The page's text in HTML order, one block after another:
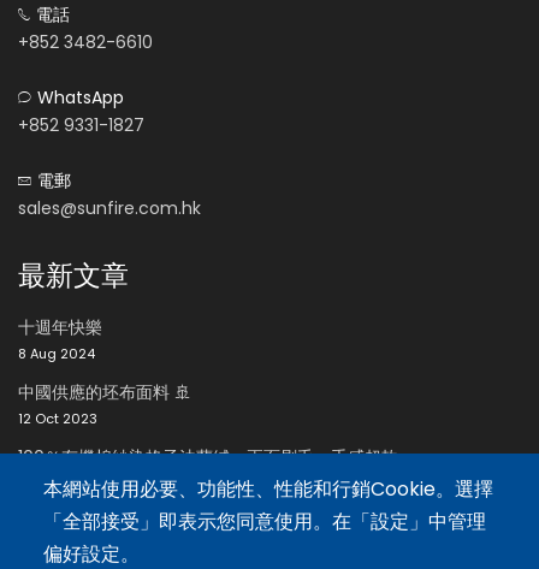
本網站使用必要、功能性、性能和行銷Cookie。選擇
「全部接受」即表示您同意使用。在「設定」中管理
偏好設定。
電話
+852 3482-6610
WhatsApp
+852 9331-1827
電郵
sales@sunfire.com.hk
最新文章
十週年快樂
8 Aug 2024
中國供應的坯布面料 🚢
12 Oct 2023
100％有機棉紗染格子法蘭絨，兩面刷毛，手感超軟
24 Oct 2023
招聘區